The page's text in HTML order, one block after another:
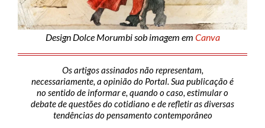
Design Dolce Morumbi sob imagem em Canva
Os artigos assinados não representam,
necessariamente, a opinião do Portal. Sua publicação é
no sentido de informar e, quando o caso, estimular o
debate de questões do cotidiano e de refletir as diversas
tendências do pensamento contemporâneo